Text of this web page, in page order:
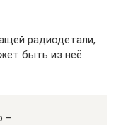
радиодетали,
быть из неё
–